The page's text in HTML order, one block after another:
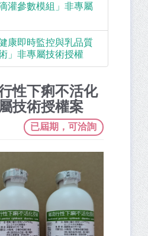
灌參數模組」非專屬
康即時監控與乳品質
」非專屬技術授權
性下痢不活化
技術授權案
已屆期，可洽詢